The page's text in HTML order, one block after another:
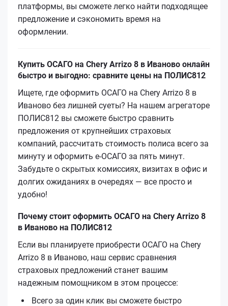
платформы, вы сможете легко найти подходящее
предложение и сэкономить время на
оформлении.
Купить ОСАГО на Chery Arrizo 8 в Иваново онлайн
быстро и выгодно: сравните цены на ПОЛИС812
Ищете, где оформить ОСАГО на Chery Arrizo 8 в
Иваново без лишней суеты? На нашем агрегаторе
ПОЛИС812 вы сможете быстро сравнить
предложения от крупнейших страховых
компаний, рассчитать стоимость полиса всего за
минуту и оформить е‑ОСАГО за пять минут.
Забудьте о скрытых комиссиях, визитах в офис и
долгих ожиданиях в очередях — все просто и
удобно!
Почему стоит оформить ОСАГО на Chery Arrizo 8
в Иваново на ПОЛИС812
Если вы планируете приобрести ОСАГО на Chery
Arrizo 8 в Иваново, наш сервис сравнения
страховых предложений станет вашим
надежным помощником в этом процессе:
Всего за один клик вы сможете быстро